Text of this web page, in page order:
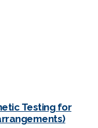
Testing for